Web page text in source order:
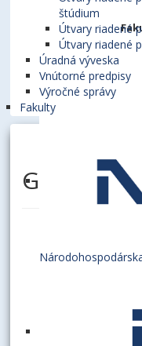
štúdium
Útvary riadené
Útvary riadené
Úradná výveska
Vnútorné predpisy
Výročné správy
Fakulty